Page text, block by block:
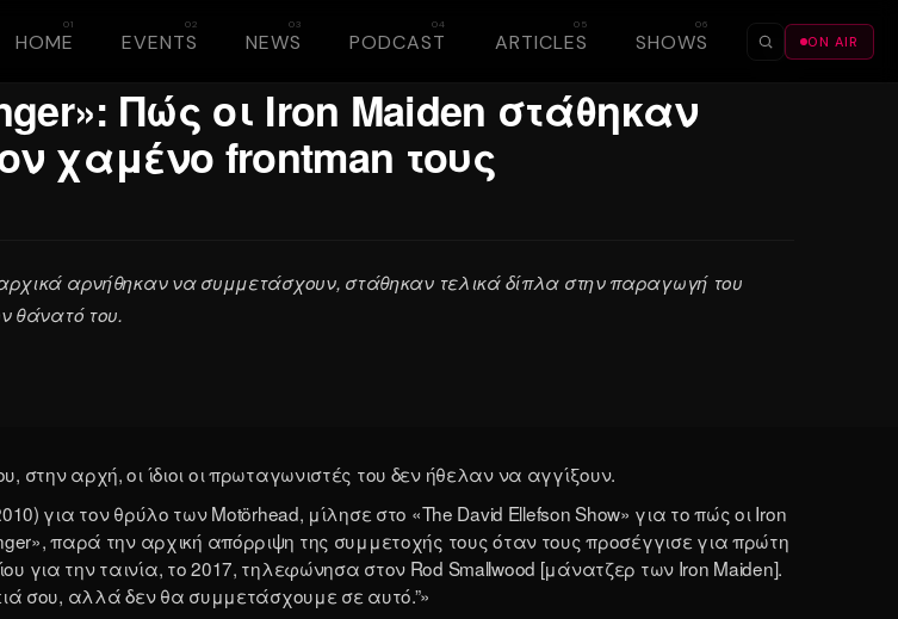
HOME EVENTS NEWS PODCAST ARTICLES SHOWS ON AIR
☀ ☾
Πώς οι Iron Maiden στάθηκαν
χαμένο frontman τους
αρνήθηκαν να συμμετάσχουν, στάθηκαν τελικά δίπλα στην παραγωγή του
θάνατό του.
αρχή, οι ίδιοι οι πρωταγωνιστές του δεν ήθελαν να αγγίξουν.
για τον θρύλο των Motörhead, μίλησε στο «The David Ellefson Show» για το πώς οι Iron
παρά την αρχική απόρριψη της συμμετοχής τους όταν τους προσέγγισε για πρώτη
την ταινία, το 2017, τηλεφώνησα στον Rod Smallwood [μάνατζερ των Iron Maiden].
σου, αλλά δεν θα συμμετάσχουμε σε αυτό.”»